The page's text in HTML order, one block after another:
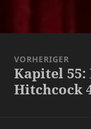
VORHERIGER
Vorheriger
Beitrag:
Kapitel 55:
Hitchcock